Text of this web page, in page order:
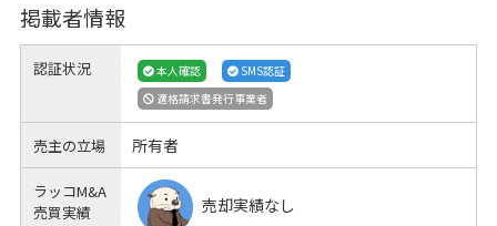
掲載者情報
認証状況 本人確認
SMS認証
適格請求書発行事業者
売主の立場 所有者
ラッコM&A
売買実績
売却実績なし